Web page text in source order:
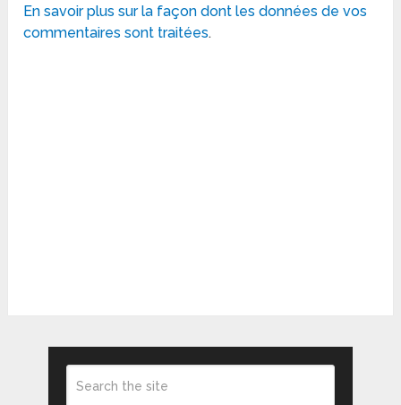
En savoir plus sur la façon dont les données de vos
commentaires sont traitées.